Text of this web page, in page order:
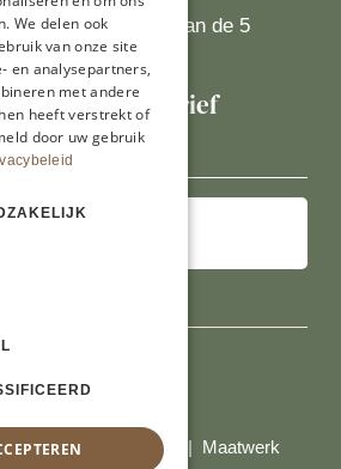
ons met 4.9 van de 5
onze nieuwsbrief
prijzen zijn incl. BTW
Limburgs Bakwinkeltje | Maatwerk
We delen ook
van onze site
en analysepartners,
met andere
heeft verstrekt of
door uw gebruik